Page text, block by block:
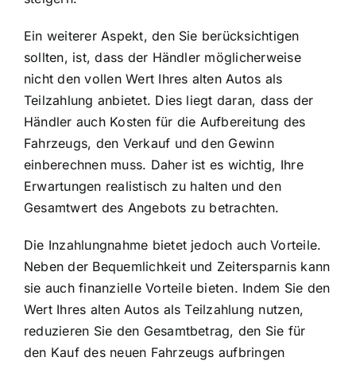
Ein weiterer Aspekt, den Sie berücksichtigen
sollten, ist, dass der Händler möglicherweise
nicht den vollen Wert Ihres alten Autos als
Teilzahlung anbietet. Dies liegt daran, dass der
Händler auch Kosten für die Aufbereitung des
Fahrzeugs, den Verkauf und den Gewinn
einberechnen muss. Daher ist es wichtig, Ihre
Erwartungen realistisch zu halten und den
Gesamtwert des Angebots zu betrachten.
Die Inzahlungnahme bietet jedoch auch Vorteile.
Neben der Bequemlichkeit und Zeitersparnis kann
sie auch finanzielle Vorteile bieten. Indem Sie den
Wert Ihres alten Autos als Teilzahlung nutzen,
reduzieren Sie den Gesamtbetrag, den Sie für
den Kauf des neuen Fahrzeugs aufbringen